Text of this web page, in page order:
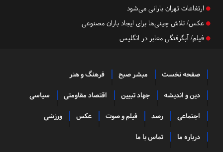
ارتفاعات تهران بارانی می‌شود
عکس/ تلاش چینی‌ها برای ایجاد باران مصنوعی
فیلم/ آبگرفتگی معابر در انگلیس
صفحه نخست مبشر صبح فرهنگ و هنر
دین و اندیشه جهاد تبیین اقتصاد مقاومتی سیاسی
اجتماعی رصد فیلم و صوت عکس ورزشی
درباره ما تماس با ما